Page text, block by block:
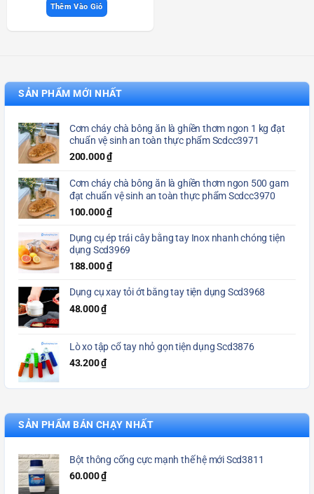
Thêm Vào Giỏ
SẢN PHẨM MỚI NHẤT
Cơm cháy chà bông ăn là ghiền thơm ngon 1 kg đạt
chuẩn vệ sinh an toàn thực phẩm Scdcc3971
200.000₫
Cơm cháy chà bông ăn là ghiền thơm ngon 500 gam
đạt chuẩn vệ sinh an toàn thực phẩm Scdcc3970
100.000₫
Dụng cụ ép trái cây bằng tay Inox nhanh chóng tiện
dụng Scd3969
188.000₫
Dụng cụ xay tỏi ớt bằng tay tiện dụng Scd3968
48.000₫
Lò xo tập cổ tay nhỏ gọn tiện dụng Scd3876
43.200₫
SẢN PHẨM BÁN CHẠY NHẤT
Bột thông cống cực mạnh thế hệ mới Scd3811
60.000₫